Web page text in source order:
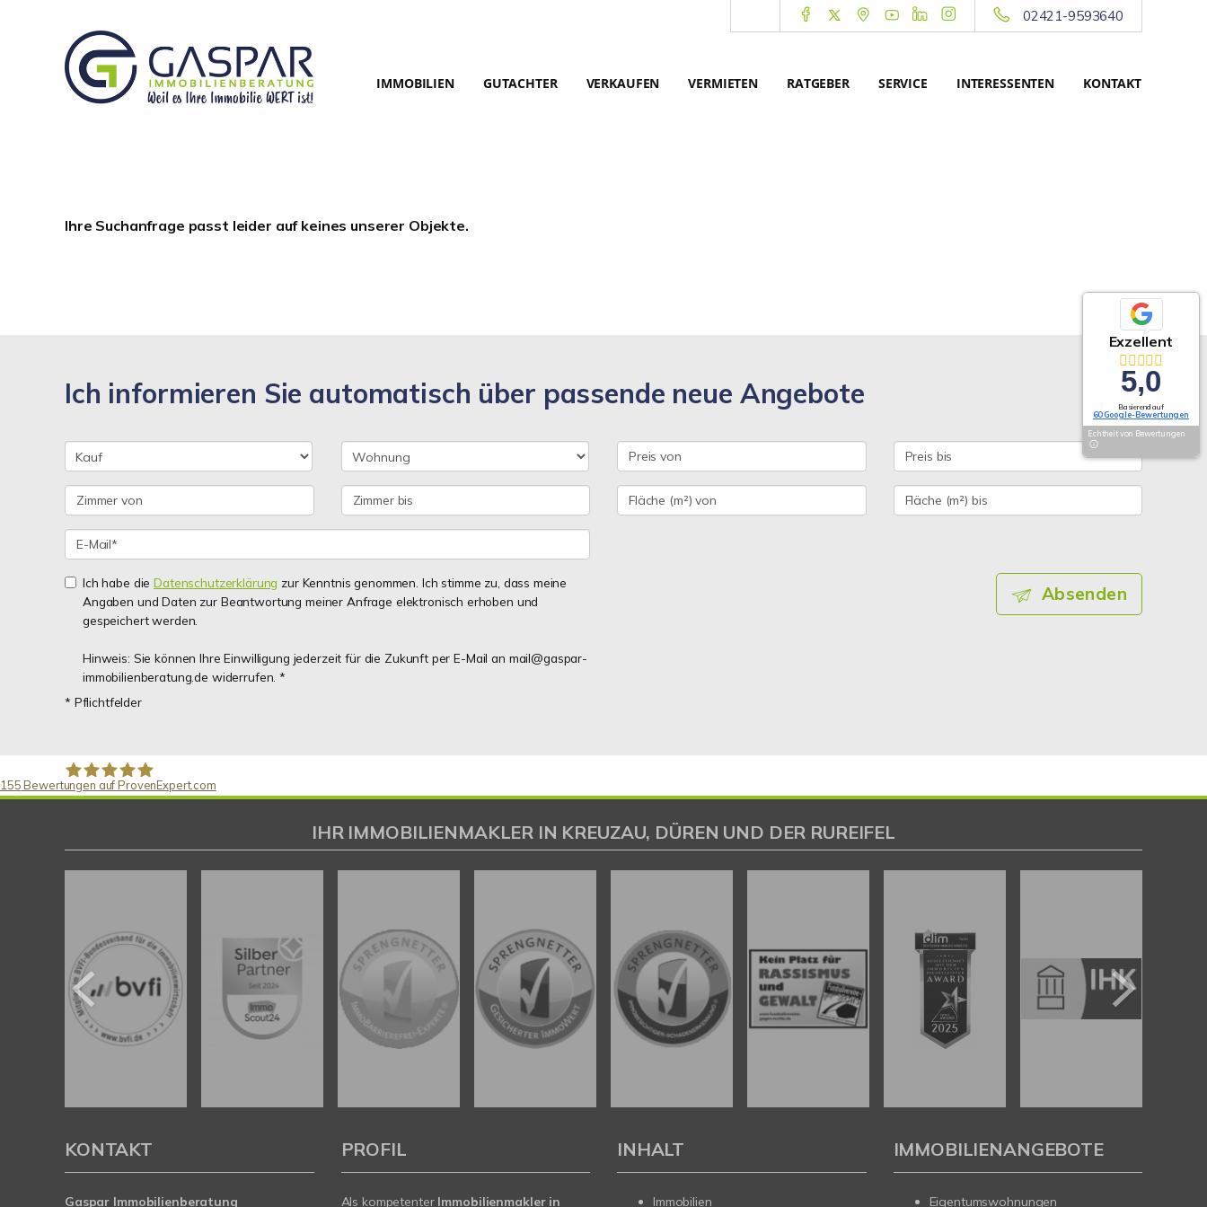
02421-9593640
IMMOBILIEN GUTACHTER VERKAUFEN VERMIETEN RATGEBER SERVICE INTERESSENTEN KONTAKT
Ihre Suchanfrage passt leider auf keines unserer Objekte.
Ich informieren Sie automatisch über passende neue Angebote
Ich habe dieDatenschutzerklärung zur Kenntnis genommen. Ich stimme zu, dass meine
Angaben und Daten zur Beantwortung meiner Anfrage elektronisch erhoben und
gespeichert werden.
Hinweis: Sie können Ihre Einwilligung jederzeit für die Zukunft per E-Mail an mail@gaspar-
immobilienberatung.de widerrufen. *
* Pflichtfelder
Absenden
Exzellent
5,0
Basierend auf
60 Google-Bewertungen
Echtheit von Bewertungen
155 Bewertungen auf ProvenExpert.com
IHR IMMOBILIENMAKLER IN KREUZAU, DÜREN UND DER RUREIFEL
KONTAKT
Gaspar Immobilienberatung
PROFIL
Als kompetenter Immobilienmakler in
INHALT
Immobilien
IMMOBILIENANGEBOTE
Eigentumswohnungen